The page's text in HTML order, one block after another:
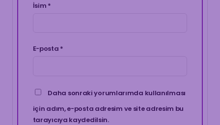
İsim *
E-posta *
Daha sonraki yorumlarımda kullanılması
için adım, e-posta adresim ve site adresim bu
tarayıcıya kaydedilsin.